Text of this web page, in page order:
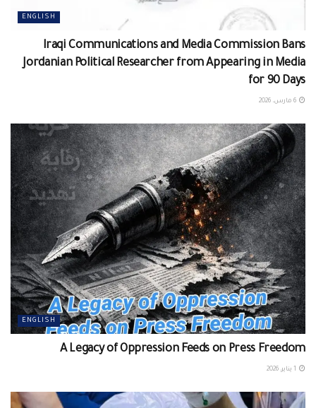
ENGLISH
Iraqi Communications and Media Commission Bans
Jordanian Political Researcher from Appearing in Media
for 90 Days
ENGLISH
A Legacy of Oppression Feeds on Press Freedom